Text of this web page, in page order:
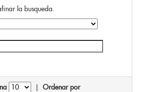
la busqueda.
| Ordenar por